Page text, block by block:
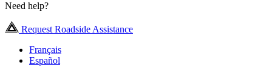
Need help?
Request Roadside Assistance
Français
Español